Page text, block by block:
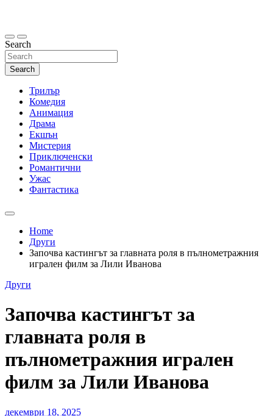
Search
Search
Трилър
Комедия
Анимация
Драма
Екшън
Мистерия
Приключенски
Романтични
Ужас
Фантастика
Home
Други
Започва кастингът за главната роля в пълнометражния
игрален филм за Лили Иванова
Други
Започва кастингът за
главната роля в
пълнометражния игрален
филм за Лили Иванова
декември 18, 2025